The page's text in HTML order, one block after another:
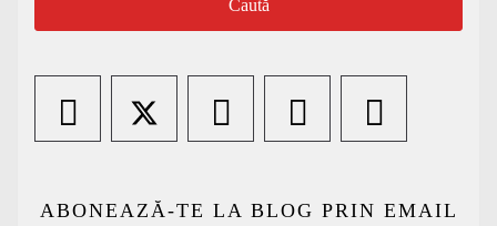
ABONEAZĂ-TE LA BLOG PRIN EMAIL